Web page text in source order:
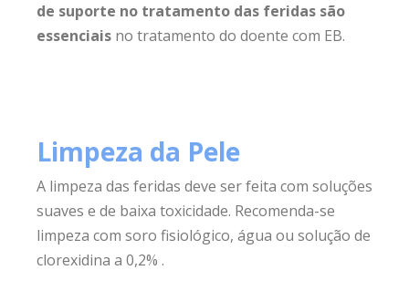
de suporte no tratamento das feridas são
essenciais no tratamento do doente com EB.
Limpeza da Pele
A limpeza das feridas deve ser feita com soluções
suaves e de baixa toxicidade. Recomenda-se
limpeza com soro fisiológico, água ou solução de
clorexidina a 0,2% .